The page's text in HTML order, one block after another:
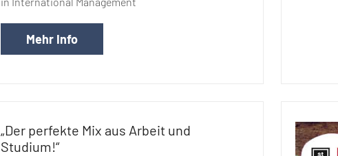
Mehr Info
„Der perfekte Mix aus Arbeit und
Studium!“